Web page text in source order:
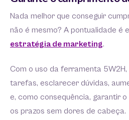
Nada melhor que conseguir
não é mesmo? A pontualidade é
estratégia de marketing.
Com o uso da ferramenta
tarefas, esclarecer dúvidas,
e, como consequência, garantir
os prazos sem dores de cabeça.